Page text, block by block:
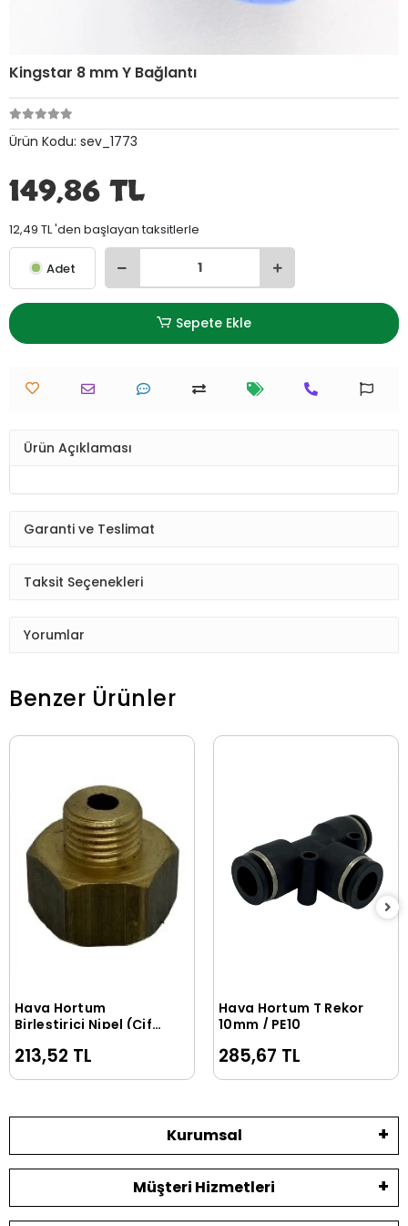
Kingstar 8 mm Y Bağlantı
Ürün Kodu: sev_1773
149,86 TL
12,49 TL 'den başlayan taksitlerle
Adet
Sepete Ekle
Ürün Açıklaması
Garanti ve Teslimat
Taksit Seçenekleri
Yorumlar
Benzer Ürünler
Sepete Ekle
Hava Hortum
Birleştirici Nipel (Çift
213,52 TL
Sepete Ekle
Hava Hortum T Rekor
10mm / PE10
285,67 TL
Kurumsal
Müşteri Hizmetleri